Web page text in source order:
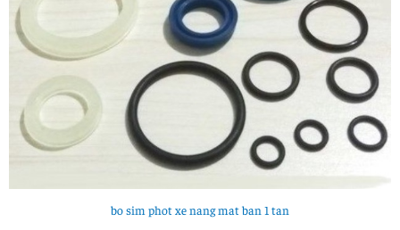
bo sim phot xe nang mat ban 1 tan